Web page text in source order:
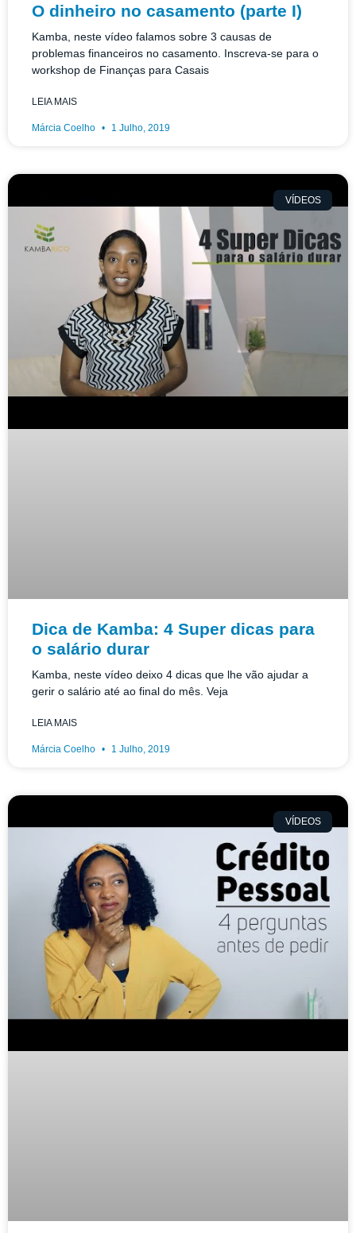
O dinheiro no casamento (parte I)
Kamba, neste vídeo falamos sobre 3 causas de
problemas financeiros no casamento. Inscreva-se para o
workshop de Finanças para Casais
LEIA MAIS
Márcia Coelho 1 Julho, 2019
VÍDEOS
Dica de Kamba: 4 Super dicas para
o salário durar
Kamba, neste vídeo deixo 4 dicas que lhe vão ajudar a
gerir o salário até ao final do mês. Veja
LEIA MAIS
Márcia Coelho 1 Julho, 2019
VÍDEOS